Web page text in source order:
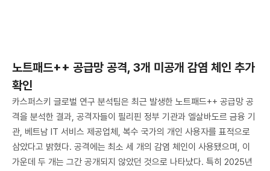
노트패드++ 공급망 공격, 3개 미공개 감염 체인 추가
확인
카스퍼스키 글로벌 연구 분석팀은 최근 발생한 노트패드++ 공급망 공
격을 분석한 결과, 공격자들이 필리핀 정부 기관과 엘살바도르 금융 기
관, 베트남 IT 서비스 제공업체, 복수 국가의 개인 사용자를 표적으로
삼았다고 밝혔다. 공격에는 최소 세 개의 감염 체인이 사용됐으며, 이
가운데 두 개는 그간 공개되지 않았던 것으로 나타났다. 특히 2025년